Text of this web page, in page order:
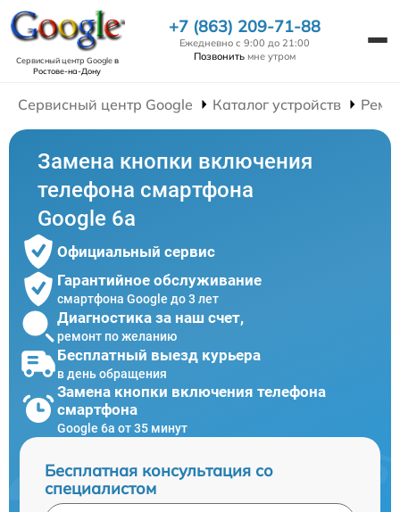
Сервисный центр Googleв
Ростове-на-Дону
+7 (863) 209-71-88
Ежедневно с 9:00 до 21:00
Позвонить мне утром
Сервисный центр Google Каталог устройств
Замена кнопки включения
телефона смартфона
Google 6a
Официальный сервис
Гарантийное обслуживание
смартфона Google до 3 лет
Диагностика за наш счет,
ремонт по желанию
Бесплатный выезд курьера
в день обращения
Замена кнопки включения телефона
смартфона
Google 6a от 35 минут
Бесплатная консультация со
специалистом